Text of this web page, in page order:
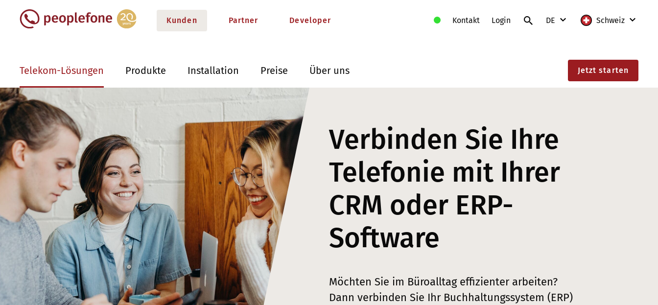
Kunden Partner Developer Kontakt Login DE Schweiz
Deutschland
Telekom-Lösungen Produkte Installation Preise Über uns Jetzt starten
Verbinden Sie Ihre
Telefonie mit Ihrer
CRM oder ERP-
Software
Möchten Sie im Büroalltag effizienter arbeiten?
Dann verbinden Sie Ihr Buchhaltungssystem (ERP)